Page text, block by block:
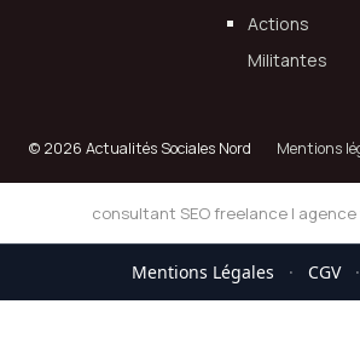
Actions
Militantes
© 2026 Actualités Sociales Nord Mentions
consultant SEO freelance | agence
Mentions Légales · CGV ·